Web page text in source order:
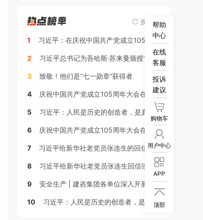
换一换
1 习近平：在庆祝中国共产党成立105周年大会上的讲话
2 习近平总书记为吾哈斯·苏来曼颁授“七一勋章”
3 致敬！他们是“七一勋章”获得者
4 庆祝中国共产党成立105周年大会在京隆重举行
5 习近平：人民是历史的创造者，是真正的英雄
6 庆祝中国共产党成立105周年大会在京隆重举行
7 习近平给新华社老党员张连生的回信
8 习近平给新华社老党员张连生回信强调 传承红色基因 在新征程上书写优异答卷
9 安全生产 | 建咨集团各单位深入开展“安全生产月”系列活动
10 习近平：人民是历史的创造者，是真正的英雄
帮助
中心
在线
客服
投诉
建议
购物车
用户中心
APP

顶部